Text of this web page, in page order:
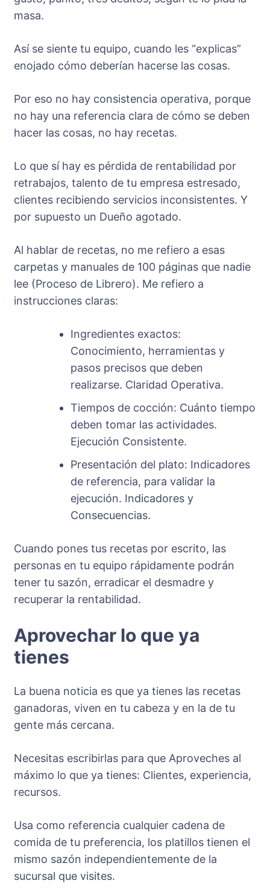
masa.
Así se siente tu equipo, cuando les “explicas”
enojado cómo deberían hacerse las cosas.
Por eso no hay consistencia operativa, porque
no hay una referencia clara de cómo se deben
hacer las cosas, no hay recetas.
Lo que sí hay es pérdida de rentabilidad por
retrabajos, talento de tu empresa estresado,
clientes recibiendo servicios inconsistentes. Y
por supuesto un Dueño agotado.
Al hablar de recetas, no me refiero a esas
carpetas y manuales de 100 páginas que nadie
lee (Proceso de Librero). Me refiero a
instrucciones claras:
Ingredientes exactos:
Conocimiento, herramientas y
pasos precisos que deben
realizarse. Claridad Operativa.
Tiempos de cocción: Cuánto tiempo
deben tomar las actividades.
Ejecución Consistente.
Presentación del plato: Indicadores
de referencia, para validar la
ejecución. Indicadores y
Consecuencias.
Cuando pones tus recetas por escrito, las
personas en tu equipo rápidamente podrán
tener tu sazón, erradicar el desmadre y
recuperar la rentabilidad.
Aprovechar lo que ya
tienes
La buena noticia es que ya tienes las recetas
ganadoras, viven en tu cabeza y en la de tu
gente más cercana.
Necesitas escribirlas para que Aproveches al
máximo lo que ya tienes: Clientes, experiencia,
recursos.
Usa como referencia cualquier cadena de
comida de tu preferencia, los platillos tienen el
mismo sazón independientemente de la
sucursal que visites.